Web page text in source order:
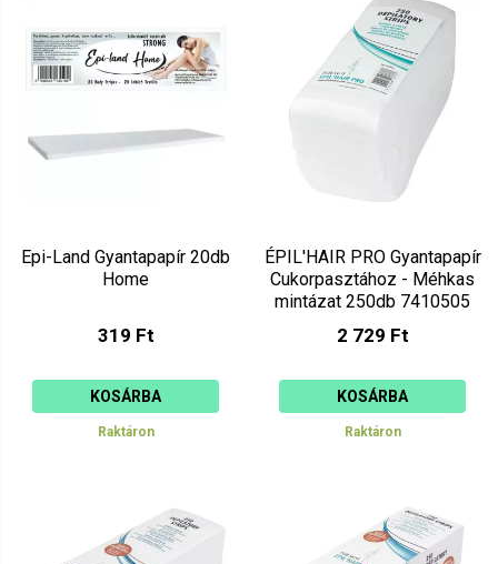
Epi-Land Gyantapapír 20db
Home
319 Ft
KOSÁRBA
Raktáron
ÉPIL'HAIR PRO Gyantapapír
Cukorpasztához - Méhkas
mintázat 250db 7410505
2 729 Ft
KOSÁRBA
Raktáron